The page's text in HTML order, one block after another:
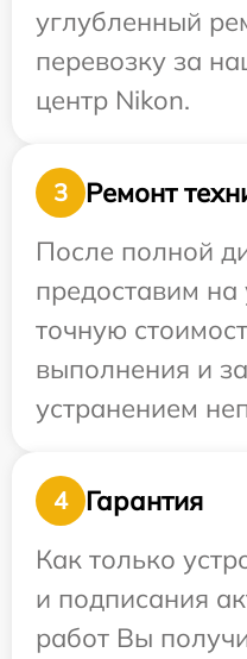
углубленный
перевозку за
центр Nikon.
3
Ремонт
После полной
предоставим
точную
выполнения и
устранением
4
Гарантия
Как только
и подписания
работ Вы